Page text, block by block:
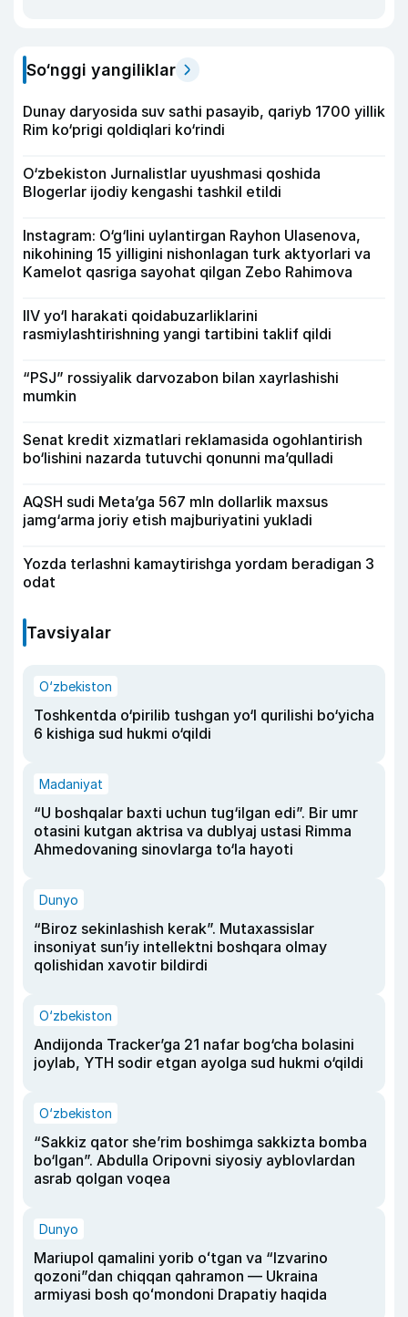
So‘nggi yangiliklar
Dunay daryosida suv sathi pasayib, qariyb 1700 yillik
Rim ko‘prigi qoldiqlari ko‘rindi
O‘zbekiston Jurnalistlar uyushmasi qoshida
Blogerlar ijodiy kengashi tashkil etildi
Instagram: O‘g‘lini uylantirgan Rayhon Ulasenova,
nikohining 15 yilligini nishonlagan turk aktyorlari va
Kamelot qasriga sayohat qilgan Zebo Rahimova
IIV yo‘l harakati qoidabuzarliklarini
rasmiylashtirishning yangi tartibini taklif qildi
“PSJ” rossiyalik darvozabon bilan xayrlashishi
mumkin
Senat kredit xizmatlari reklamasida ogohlantirish
bo‘lishini nazarda tutuvchi qonunni ma’qulladi
AQSH sudi Meta’ga 567 mln dollarlik maxsus
jamg‘arma joriy etish majburiyatini yukladi
Yozda terlashni kamaytirishga yordam beradigan 3
odat
Tavsiyalar
O‘zbekiston
Toshkentda o‘pirilib tushgan yo‘l qurilishi bo‘yicha
6 kishiga sud hukmi o‘qildi
Madaniyat
“U boshqalar baxti uchun tug‘ilgan edi”. Bir umr
otasini kutgan aktrisa va dublyaj ustasi Rimma
Ahmedovaning sinovlarga to‘la hayoti
Dunyo
“Biroz sekinlashish kerak”. Mutaxassislar
insoniyat sun’iy intellektni boshqara olmay
qolishidan xavotir bildirdi
O‘zbekiston
Andijonda Tracker’ga 21 nafar bog‘cha bolasini
joylab, YTH sodir etgan ayolga sud hukmi o‘qildi
O‘zbekiston
“Sakkiz qator she’rim boshimga sakkizta bomba
bo‘lgan”. Abdulla Oripovni siyosiy ayblovlardan
asrab qolgan voqea
Dunyo
Mariupol qamalini yorib oʻtgan va “Izvarino
qozoni”dan chiqqan qahramon — Ukraina
armiyasi bosh qoʻmondoni Drapatiy haqida